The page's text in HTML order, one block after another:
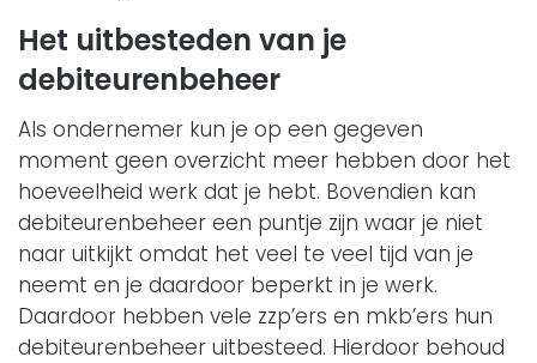
Het uitbesteden van je
debiteurenbeheer
Als ondernemer kun je op een gegeven
moment geen overzicht meer hebben door het
hoeveelheid werk dat je hebt. Bovendien kan
debiteurenbeheer een puntje zijn waar je niet
naar uitkijkt omdat het veel te veel tijd van je
neemt en je daardoor beperkt in je werk.
Daardoor hebben vele zzp’ers en mkb’ers hun
debiteurenbeheer uitbesteed. Hierdoor behoud